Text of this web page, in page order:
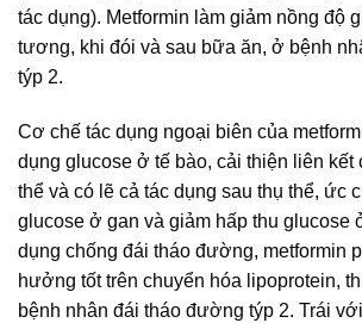
tác dụng). Metformin làm giảm nồng độ
tương, khi đói và sau bữa ăn, ở bệnh
týp 2.
Cơ chế tác dụng ngoại biên của
dụng glucose ở tế bào, cải thiện liên kết
thể và có lẽ cả tác dụng sau thụ thể, ức
glucose ở gan và giảm hấp thu glucose
dụng chống đái tháo đường, metformin
hưởng tốt trên chuyển hóa lipoprotein,
bệnh nhân đái tháo đường týp 2. Trái